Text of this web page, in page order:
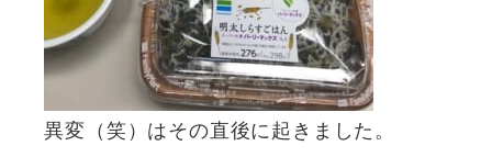
異変（笑）はその直後に起きました。